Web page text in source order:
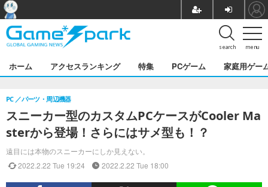
menu
search
ホーム アクセスランキング 特集 PCゲーム 家庭用ゲー
スニーカー型のカスタムPCケースがCooler Ma
sterから登場！さらにはサメ型も！？
遠目には本物のスニーカーにしか見えない。
PC パーツ・周辺機器
2022.2.22 Tue 19:24 2022.2.22 Tue 18:00